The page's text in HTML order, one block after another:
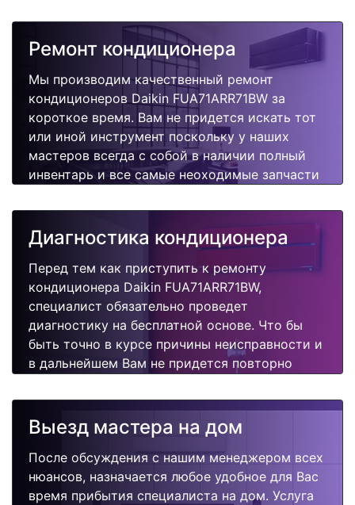
Ремонт кондиционера
Мы производим качественный ремонт
кондиционеров Daikin FUA71ARR71BW за
короткое время. Вам не придется искать тот
или иной инструмент поскольку у наших
мастеров всегда с собой в наличии полный
инвентарь и все самые неоходимые запчасти
быстро, качественно и недорого.
Диагностика кондиционера
Перед тем как приступить к ремонту
кондиционера Daikin FUA71ARR71BW,
специалист обязательно проведет
диагностику на бесплатной основе. Что бы
быть точно в курсе причины неисправности и
в дальнейшем Вам не придется повторно
поломок.
Выезд мастера на дом
После обсуждения с нашим менеджером всех
нюансов, назначается любое удобное для Вас
время прибытия специалиста на дом. Услуга